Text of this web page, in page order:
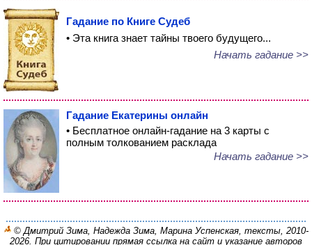
Гадание по Книге Судеб
• Эта книга знает тайны твоего будущего...
Начать гадание >>
Гадание Екатерины онлайн
• Бесплатное онлайн-гадание на 3 карты с
полным толкованием расклада
Начать гадание >>
© Дмитрий Зима, Надежда Зима, Марина Успенская, тексты, 2010-
2026. При цитировании прямая ссылка на сайт и указание авторов